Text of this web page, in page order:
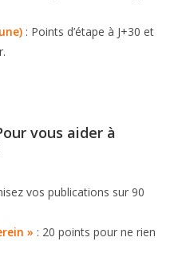
: Points d’étape à J+30 et
vous aider à
vos publications sur 90
» : 20 points pour ne rien